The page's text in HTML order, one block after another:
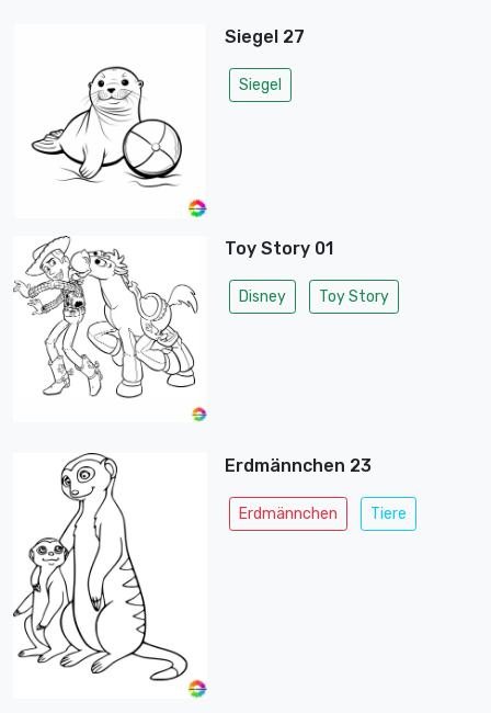
Siegel 27
Siegel
Toy Story 01
Disney Toy Story
Erdmännchen 23
Erdmännchen Tiere